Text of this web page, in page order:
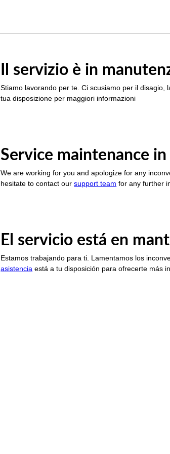
Il servizio è in
Stiamo lavorando per te. Ci scusiamo per il disagio,
tua disposizione per maggiori informazioni
Service maintenance
We are working for you and apologize for any
hesitate to contact oursupport team for any further
El servicio está en
Estamos trabajando para ti. Lamentamos los
asistencia está a tu disposición para ofrecerte más